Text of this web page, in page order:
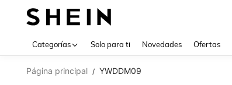
Categorías Solo para ti Novedades Ofertas
Página principal / YWDDM09